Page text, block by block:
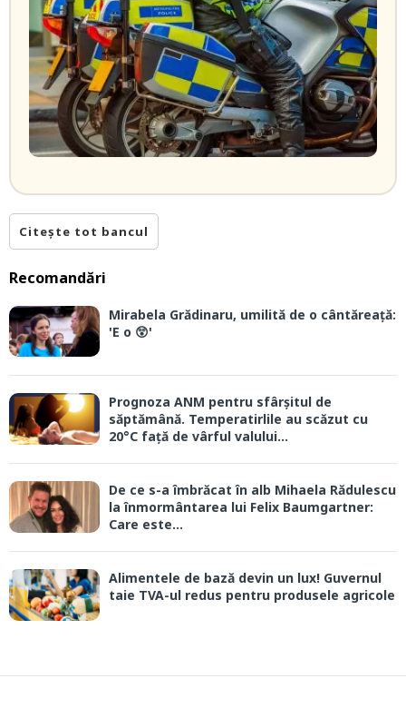
Citește tot bancul
Recomandări
Mirabela Grădinaru, umilită de o cântăreață:
'E o 😲'
Prognoza ANM pentru sfârșitul de
săptămână. Temperatirlile au scăzut cu
20°C față de vârful valului...
De ce s-a îmbrăcat în alb Mihaela Rădulescu
la înmormântarea lui Felix Baumgartner:
Care este...
Alimentele de bază devin un lux! Guvernul
taie TVA-ul redus pentru produsele agricole